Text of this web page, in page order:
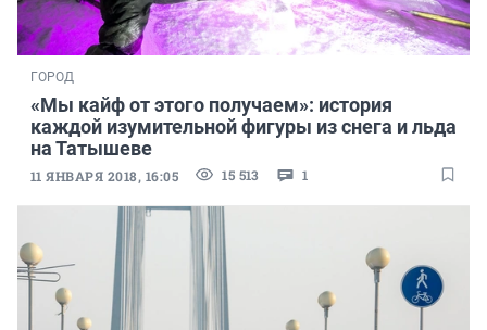
ГОРОД
«Мы кайф от этого получаем»: история
каждой изумительной фигуры из снега и льда
на Татышеве
11 ЯНВАРЯ 2018, 16:05 15 513 1